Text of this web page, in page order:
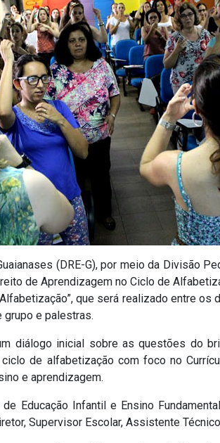
(DRE-G), por meio da Divisão
de Aprendizagem no Ciclo de
que será realizado entre os
e palestras.
diálogo inicial sobre as questões do
de alfabetização com foco no
e aprendizagem.
Educação Infantil e Ensino
Supervisor Escolar, Assistente